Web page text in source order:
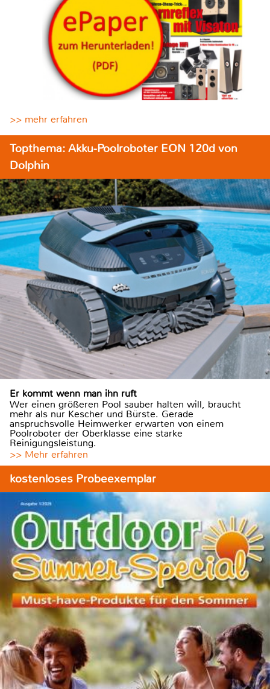
>> mehr erfahren
Topthema: Akku-Poolroboter EON 120d von
Dolphin
Er kommt wenn man ihn ruft
Wer einen größeren Pool sauber halten will, braucht
mehr als nur Kescher und Bürste. Gerade
anspruchsvolle Heimwerker erwarten von einem
Poolroboter der Oberklasse eine starke
Reinigungsleistung.
>> Mehr erfahren
kostenloses Probeexemplar